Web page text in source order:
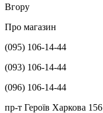
Вгору
Про магазин
(095) 106-14-44
(093) 106-14-44
(096) 106-14-44
пр-т Героїв Харкова 156